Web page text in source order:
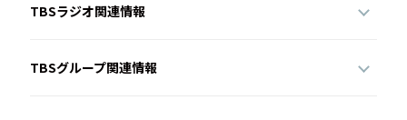
TBSラジオ関連情報
TBSグループ関連情報